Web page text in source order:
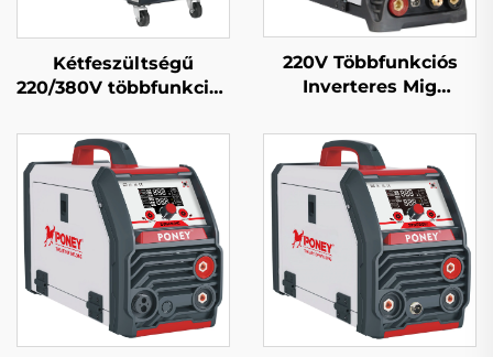
Kétfeszültségű
220/380V többfunkciós
250 dupla impulzusos
digitális szabályozású
szinergikus
hegesztőgép
220V Többfunkciós
Inverteres Mig
Digitális
Jelfeldolgozású
Egypulzusos
Szinergetikus Mig
Hegesztőgép